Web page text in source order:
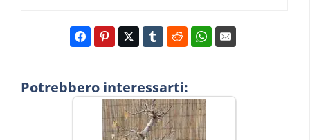
Potrebbero interessarti: